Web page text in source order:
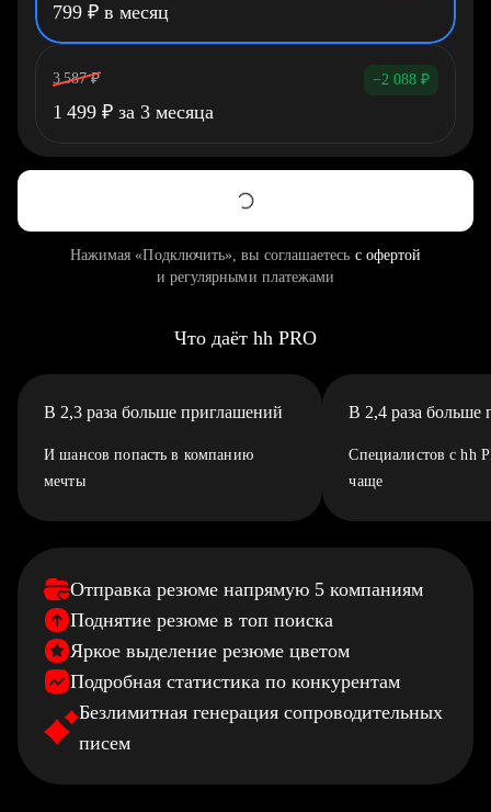
799 ₽ в месяц
3 587 ₽ −2 088 ₽
1 499 ₽ за 3 месяца
Нажимая «Подключить», вы соглашаетесь с офертой
и регулярными платежами
Что даёт hh PRO
В 2,3 раза больше приглашений
И шансов попасть в компанию
мечты
В 2,4 раза больше
Специалистов с hh
чаще
Отправка резюме напрямую 5 компаниям
Поднятие резюме в топ поиска
Яркое выделение резюме цветом
Подробная статистика по конкурентам
Безлимитная генерация сопроводительных
писем